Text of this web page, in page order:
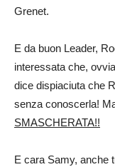
Grenet.
E da buon Leader,
interessata che,
dice dispiaciuta che
senza conoscerla!
SMASCHERATA!!
E cara Samy, anche